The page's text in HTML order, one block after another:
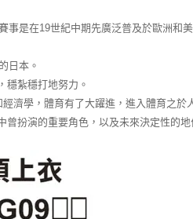
事是在19世紀中期先廣泛普及於歐洲
日本。
穩紮穩打地努力。
濟學，體育有了大躍進，進入體育之於
扮演的重要角色，以及未來決定性的地